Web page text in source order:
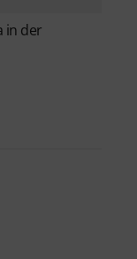
in der